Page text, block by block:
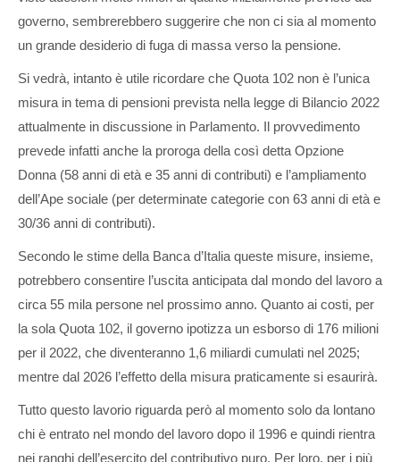
governo, sembrerebbero suggerire che non ci sia al momento
un grande desiderio di fuga di massa verso la pensione.
Si vedrà, intanto è utile ricordare che Quota 102 non è l’unica
misura in tema di pensioni prevista nella legge di Bilancio 2022
attualmente in discussione in Parlamento. Il provvedimento
prevede infatti anche la proroga della così detta Opzione
Donna (58 anni di età e 35 anni di contributi) e l’ampliamento
dell’Ape sociale (per determinate categorie con 63 anni di età e
30/36 anni di contributi).
Secondo le stime della Banca d’Italia queste misure, insieme,
potrebbero consentire l’uscita anticipata dal mondo del lavoro a
circa 55 mila persone nel prossimo anno. Quanto ai costi, per
la sola Quota 102, il governo ipotizza un esborso di 176 milioni
per il 2022, che diventeranno 1,6 miliardi cumulati nel 2025;
mentre dal 2026 l’effetto della misura praticamente si esaurirà.
Tutto questo lavorio riguarda però al momento solo da lontano
chi è entrato nel mondo del lavoro dopo il 1996 e quindi rientra
nei ranghi dell’esercito del contributivo puro. Per loro, per i più